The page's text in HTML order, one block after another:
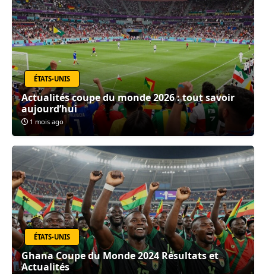
ÉTATS-UNIS
Actualités coupe du monde 2026 : tout savoir
aujourd’hui
1 mois ago
ÉTATS-UNIS
Ghana Coupe du Monde 2024 Résultats et
Actualités